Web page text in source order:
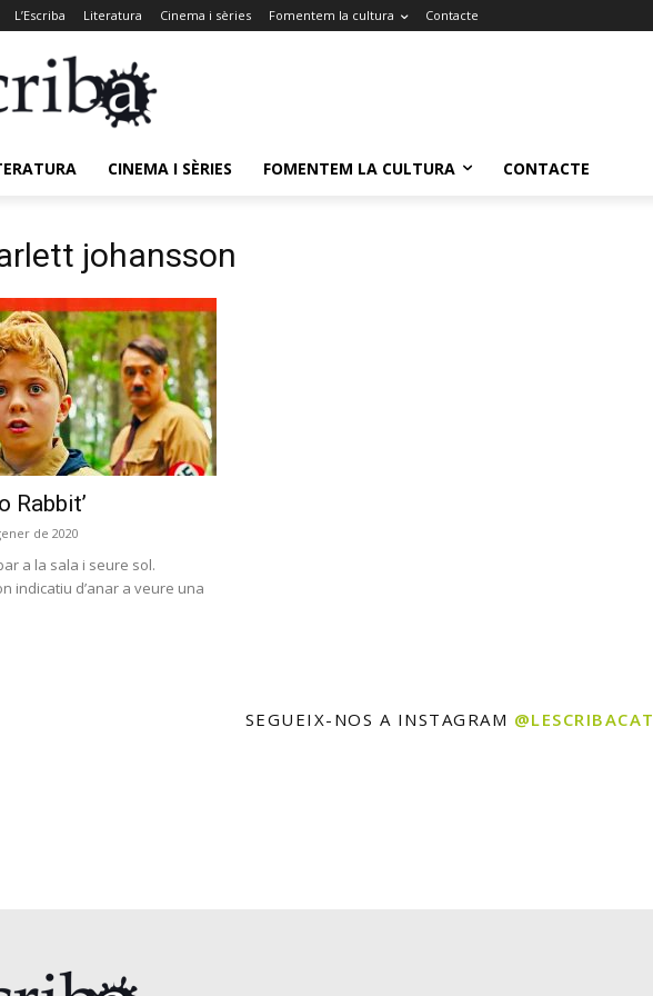
L’Escriba Literatura Cinema i sèries Fomentem la cultura Contacte
CINEMA I SÈRIES FOMENTEM LA CULTURA CONTACTE
johansson
Rabbit’
de 2020
a la sala i seure sol.
indicatiu d’anar a veure una
SEGUEIX-NOS A INSTAGRAM @LESCRIBACAT